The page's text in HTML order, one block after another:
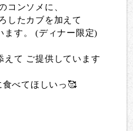
コンソメに、
したカブを加えて
ます。 (ディナー限定)
えて ご提供しています
べてほしいっ🥰